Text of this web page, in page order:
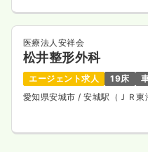
医療法人安祥会
松井整形外科
エージェント求人 19床
愛知県安城市/ 安城駅（ＪＲ東